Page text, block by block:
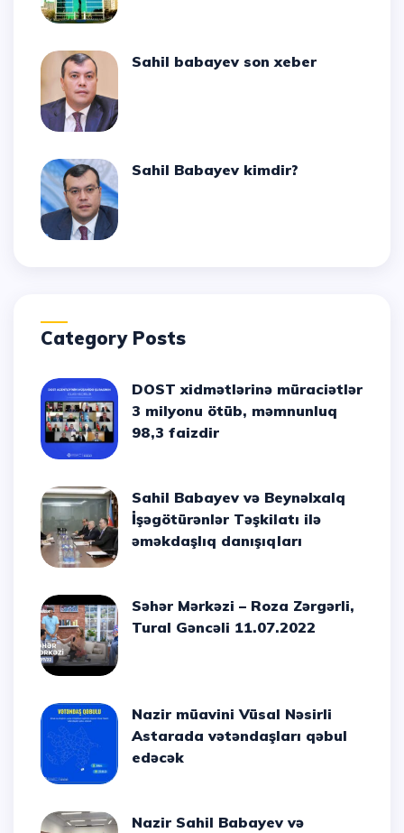
Sahil babayev son xeber
Sahil Babayev kimdir?
Category Posts
DOST xidmətlərinə müraciətlər
3 milyonu ötüb, məmnunluq
98,3 faizdir
Sahil Babayev və Beynəlxalq
İşəgötürənlər Təşkilatı ilə
əməkdaşlıq danışıqları
Səhər Mərkəzi – Roza Zərgərli,
Tural Gəncəli 11.07.2022
Nazir müavini Vüsal Nəsirli
Astarada vətəndaşları qəbul
edəcək
Nazir Sahil Babayev və